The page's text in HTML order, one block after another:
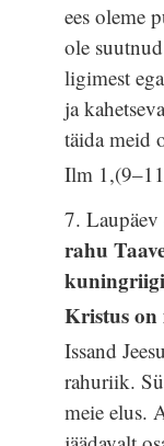
ees oleme
ole
ligimest
ja
täida meid
Ilm
7. Laupäev
rahu
Kristus
Issand
rahuriik.
meie elus.